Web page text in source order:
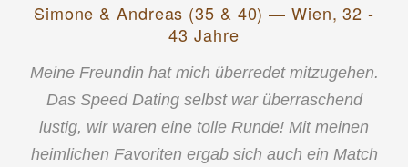
Simone & Andreas (35 & 40) — Wien, 32 -
43 Jahre
Meine Freundin hat mich überredet mitzugehen.
Das Speed Dating selbst war überraschend
lustig, wir waren eine tolle Runde! Mit meinen
heimlichen Favoriten ergab sich auch ein Match